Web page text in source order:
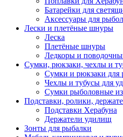
Батарейки для
Аксессуары для
Лески и плетёные шнуры
Леска
Плетёные шнуры
Ледкоры и
Сумки, рюкзаки, чехлы и
Сумки и рюкзаки для
Чехлы и тубусы для
Сумки рыболовные
Подставки, ролики,
Подставки Херабуна
Держатели удилищ
Зонты для рыбалки